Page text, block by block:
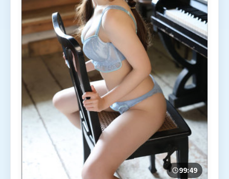
99:49